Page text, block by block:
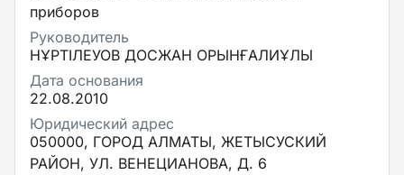
приборов
Руководитель
НҰРТІЛЕУОВ ДОСЖАН ОРЫНҒАЛИҰЛЫ
Дата основания
22.08.2010
Юридический адрес
050000, ГОРОД АЛМАТЫ, ЖЕТЫСУСКИЙ
РАЙОН, УЛ. ВЕНЕЦИАНОВА, Д. 6